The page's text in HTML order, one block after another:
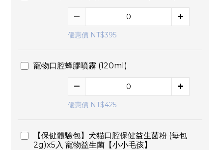
優惠價 NT$395
寵物口腔蜂膠噴霧 (120ml)
優惠價 NT$425
【保健體驗包】犬貓口腔保健益生菌粉 (每包
2g)x5入 寵物益生菌【小小毛孩】